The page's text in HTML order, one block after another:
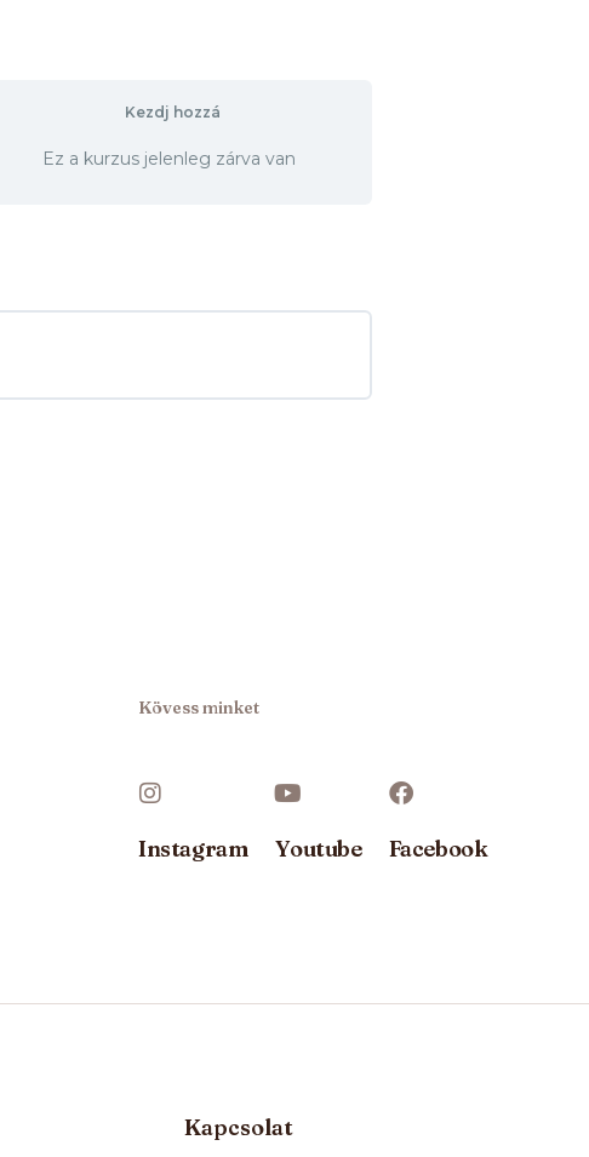
Kezdj hozzá
Ez a kurzus jelenleg zárva van
Kövess minket
Instagram Youtube Facebook
Kapcsolat